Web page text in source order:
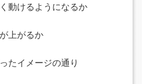
動けるようになるか
上がるか
たイメージの通り